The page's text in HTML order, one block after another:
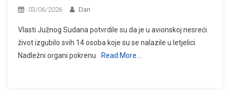
03/06/2026 Dan
Vlasti Južnog Sudana potvrdile su da je u avionskoj nesreći
život izgubilo svih 14 osoba koje su se nalazile u letjelici.
Nadležni organi pokrenu
Read More…